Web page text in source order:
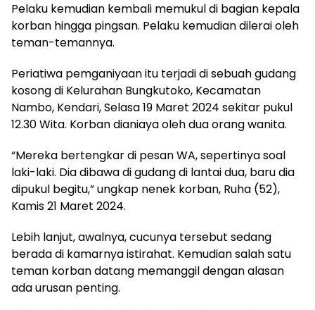
Pelaku kemudian kembali memukul di bagian kepala
korban hingga pingsan. Pelaku kemudian dilerai oleh
teman-temannya.
Periatiwa pemganiyaan itu terjadi di sebuah gudang
kosong di Kelurahan Bungkutoko, Kecamatan
Nambo, Kendari, Selasa 19 Maret 2024 sekitar pukul
12.30 Wita. Korban dianiaya oleh dua orang wanita.
“Mereka bertengkar di pesan WA, sepertinya soal
laki-laki. Dia dibawa di gudang di lantai dua, baru dia
dipukul begitu,” ungkap nenek korban, Ruha (52),
Kamis 21 Maret 2024.
Lebih lanjut, awalnya, cucunya tersebut sedang
berada di kamarnya istirahat. Kemudian salah satu
teman korban datang memanggil dengan alasan
ada urusan penting.